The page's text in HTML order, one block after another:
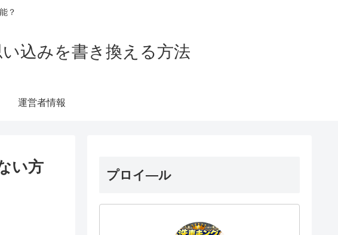
？
込みを書き換える方法
運営者情報
い方
プロイ―ル